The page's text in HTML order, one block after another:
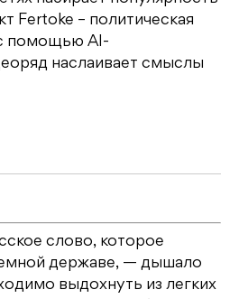
Fertoke – политическая
помощью AI-
наслаивает смыслы
слово, которое
державе, — дышало
выдохнуть из легких